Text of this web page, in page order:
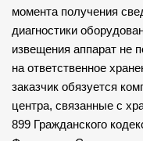
момента получения
диагностики
извещения аппарат не
на ответственное
заказчик обязуется
центра, связанные с
899 Гражданского